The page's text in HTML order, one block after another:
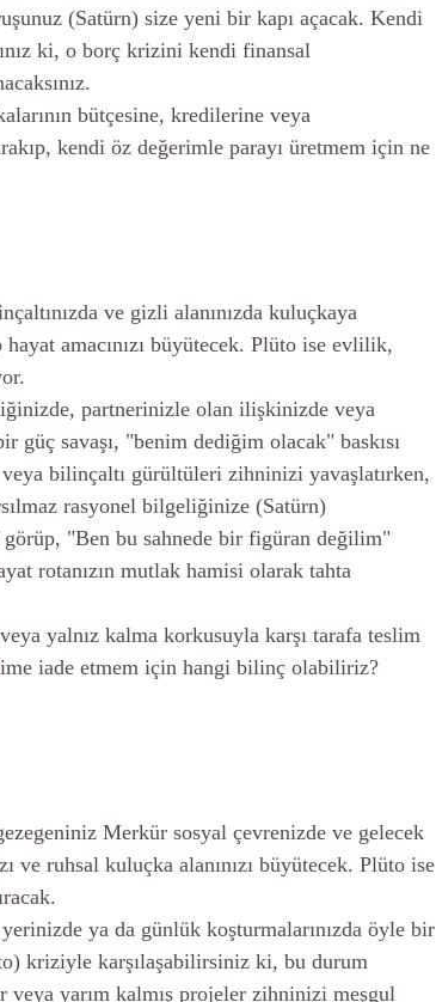
(Satürn) size yeni bir kapı açacak. Kendi
ki, o borç krizini kendi finansal
bütçesine, kredilerine veya
kendi öz değerimle parayı üretmem için ne
ve gizli alanınızda kuluçkaya
amacınızı büyütecek. Plüto ise evlilik,
partnerinizle olan ilişkinizde veya
güç savaşı, "benim dediğim olacak" baskısı
bilinçaltı gürültüleri zihninizi yavaşlatırken,
rasyonel bilgeliğinize (Satürn)
görüp, "Ben bu sahnede bir figüran değilim"
rotanızın mutlak hamisi olarak tahta
yalnız kalma korkusuyla karşı tarafa teslim
iade etmem için hangi bilinç olabiliriz?
Merkür sosyal çevrenizde ve gelecek
ve ruhsal kuluçka alanınızı büyütecek. Plüto ise
ya da günlük koşturmalarınızda öyle bir
kriziyle karşılaşabilirsiniz ki, bu durum
veya yarım kalmış projeler zihninizi meşgul